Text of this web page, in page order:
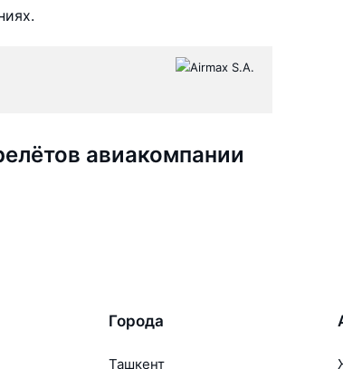
авиакомпании
Города
Ташкент